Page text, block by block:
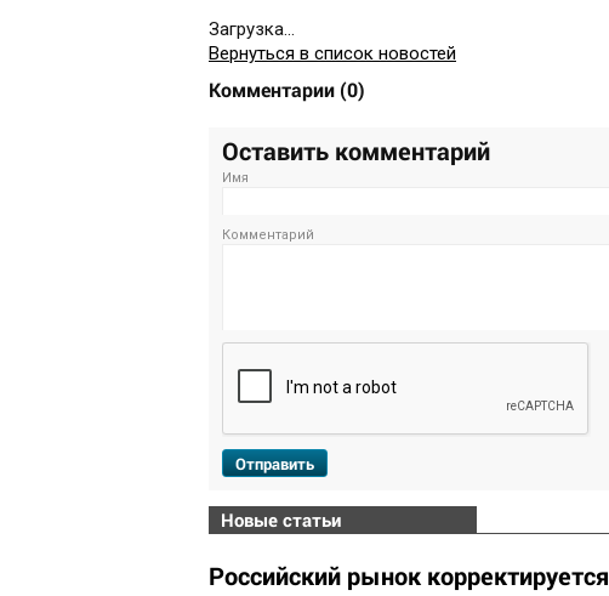
Загрузка...
Вернуться в список новостей
Комментарии (0)
Оставить комментарий
Имя
Комментарий
Отправить
Новые статьи
Российский рынок